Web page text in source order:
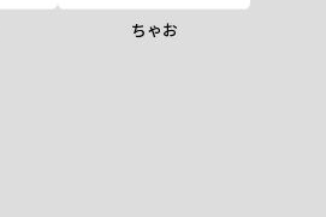
ちゃお